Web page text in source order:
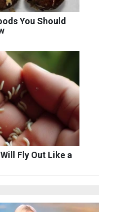
You Should
Fly Out Like a